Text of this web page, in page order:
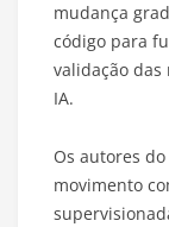
mudança
código para
validação
IA.
Os autores
movimento